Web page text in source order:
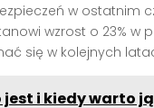
w ostatnim
wzrost o 23%
się w kolejnych
i kiedy warto